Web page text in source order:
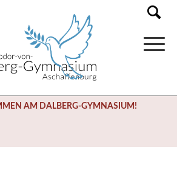
AM DALBERG-GYMNASIUM!